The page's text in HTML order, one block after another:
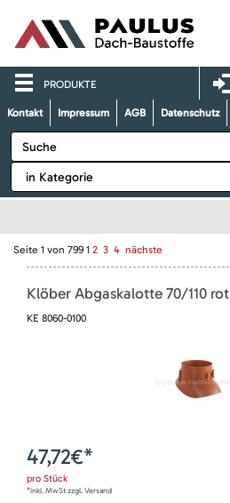
PRODUKTE
Kontakt Impressum AGB Datenschutz
Seite 1 von 799 1 2 3 4 nächste
Klöber Abgaskalotte 70/110 rot
KE 8060-0100
47,72€*
pro Stück
*inkl. MwSt zzgl. Versand